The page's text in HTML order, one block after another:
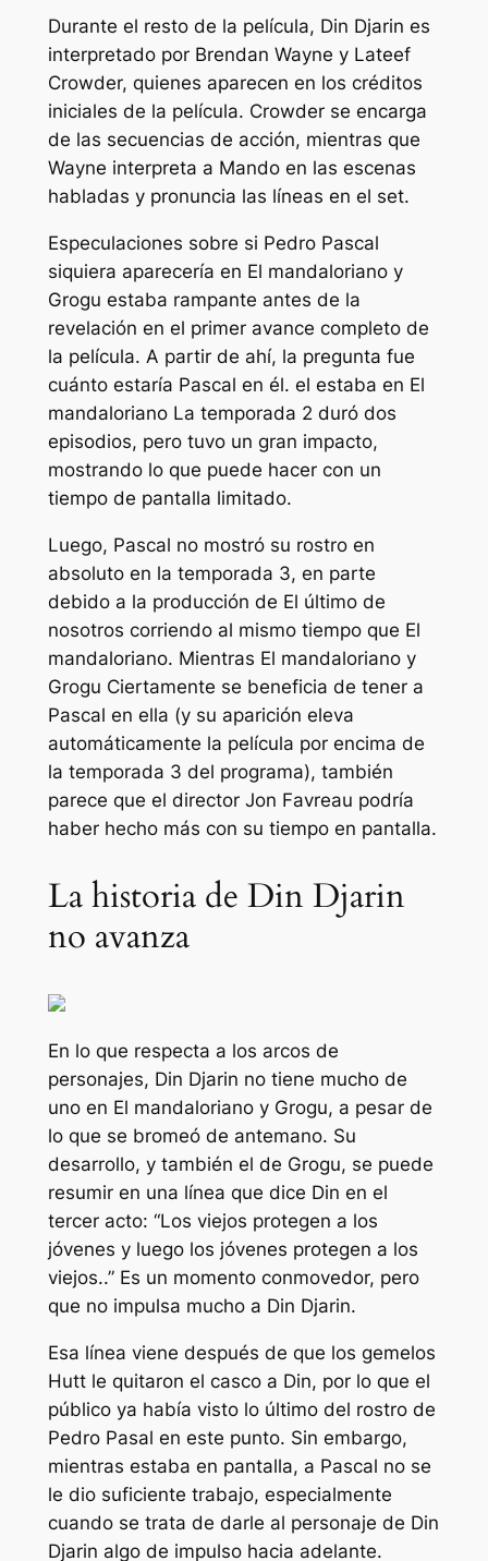
Durante el resto de la película, Din Djarin es
interpretado por Brendan Wayne y Lateef
Crowder, quienes aparecen en los créditos
iniciales de la película. Crowder se encarga
de las secuencias de acción, mientras que
Wayne interpreta a Mando en las escenas
habladas y pronuncia las líneas en el set.
Especulaciones sobre si Pedro Pascal
siquiera aparecería en El mandaloriano y
Grogu estaba rampante antes de la
revelación en el primer avance completo de
la película. A partir de ahí, la pregunta fue
cuánto estaría Pascal en él. el estaba en El
mandaloriano La temporada 2 duró dos
episodios, pero tuvo un gran impacto,
mostrando lo que puede hacer con un
tiempo de pantalla limitado.
Luego, Pascal no mostró su rostro en
absoluto en la temporada 3, en parte
debido a la producción de El último de
nosotros corriendo al mismo tiempo que El
mandaloriano. Mientras El mandaloriano y
Grogu Ciertamente se beneficia de tener a
Pascal en ella (y su aparición eleva
automáticamente la película por encima de
la temporada 3 del programa), también
parece que el director Jon Favreau podría
haber hecho más con su tiempo en pantalla.
La historia de Din Djarin
no avanza
En lo que respecta a los arcos de
personajes, Din Djarin no tiene mucho de
uno en El mandaloriano y Grogu, a pesar de
lo que se bromeó de antemano. Su
desarrollo, y también el de Grogu, se puede
resumir en una línea que dice Din en el
tercer acto: “Los viejos protegen a los
jóvenes y luego los jóvenes protegen a los
viejos..” Es un momento conmovedor, pero
que no impulsa mucho a Din Djarin.
Esa línea viene después de que los gemelos
Hutt le quitaron el casco a Din, por lo que el
público ya había visto lo último del rostro de
Pedro Pasal en este punto. Sin embargo,
mientras estaba en pantalla, a Pascal no se
le dio suficiente trabajo, especialmente
cuando se trata de darle al personaje de Din
Djarin algo de impulso hacia adelante.